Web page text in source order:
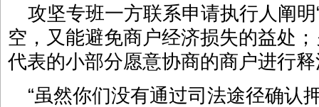
攻坚专班一方联系申请执行人阐
空，又能避免商户经济损失的益处
代表的小部分愿意协商的商户进行
“虽然你们没有通过司法途径确认